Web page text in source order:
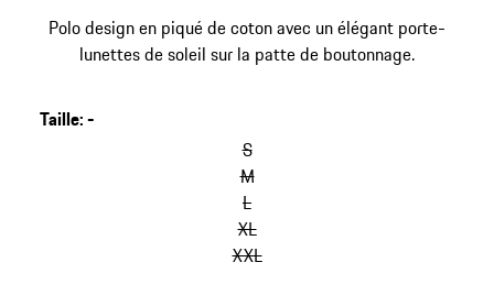
Polo design en piqué de coton avec un élégant porte-
lunettes de soleil sur la patte de boutonnage.
Taille:-
S
M
L
XL
XXL